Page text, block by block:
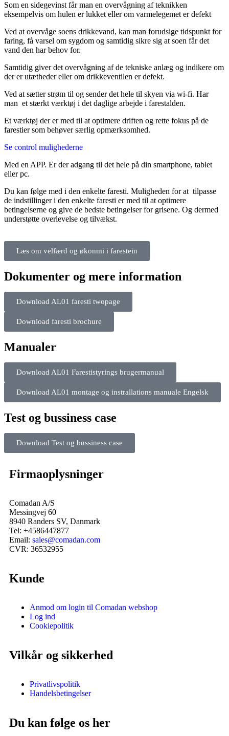
Som en sidegevinst får man en overvågning af teknikken
eksempelvis om hulen er lukket eller om varmelegemet er defekt
Ved at overvåge soens drikkevand, kan man forudsige tidspunkt for
faring, få varsel om sygdom og samtidig sikre sig at soen får det
vand den har behov for.
Samtidig giver det overvågning af de tekniske anlæg og indikere om
der er utætheder eller om drikkeventilen er defekt.
Ved at sætter strøm til og sender det hele til skyen via wi-fi. Har
man et stærkt værktøj i det daglige arbejde i farestalden.
Et værktøj der er med til at optimere driften og rette fokus på de
farestier som behøver særlig opmærksomhed.
Se control mulighederne
Med en APP. Er der adgang til det hele på din smartphone, tablet
eller pc.
Du kan følge med i den enkelte faresti. Muligheden for at tilpasse
de indstillinger i den enkelte faresti er med til at optimere
betingelserne og give de bedste betingelser for grisene. Og dermed
understøtte overlevelse og tilvækst.
Læs om velfærd og økonmi i farestein
Dokumenter og mere information
Download AL01 faresti twopage
Download faresti brochure
Manualer
Download AL01 Farestistyrings brugermanual
Download AL01 montage og instrallations manuale Engelsk
Test og bussiness case
Download Test og bussiness case
Firmaoplysninger
Comadan A/S
Messingvej 60
8940 Randers SV, Danmark
Tel: +4586447877
Email: sales@comadan.com
CVR: 36532955
Kunde
Anmod om login til Comadan webshop
Log ind
Cookiepolitik
Vilkår og sikkerhed
Privatlivspolitik
Handelsbetingelser
Du kan følge os her